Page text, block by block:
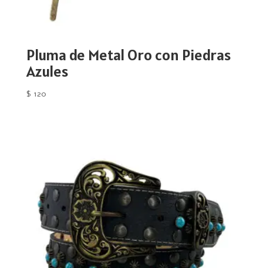
Pluma de Metal Oro con Piedras
Azules
$ 120